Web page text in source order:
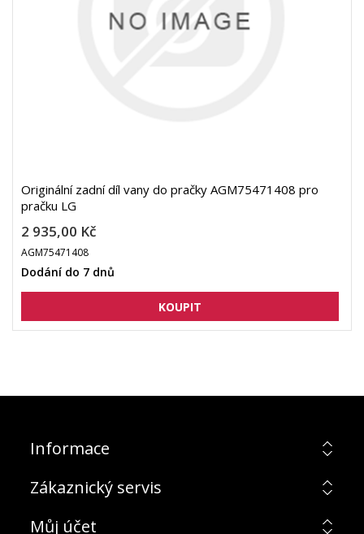
Originální zadní díl vany do pračky AGM75471408 pro
pračku LG
2 935,00 Kč
AGM75471408
Dodání do 7 dnů
Informace
Zákaznický servis
Můj účet